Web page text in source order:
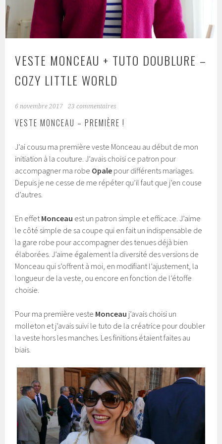
VESTE MONCEAU + TUTO DOUBLURE –
COZY LITTLE WORLD
6 novembre 2017 23 commentaires
VESTE MONCEAU – PREMIÈRE !
J’ai cousu ma première veste Monceau au début de mon
initiation à la couture. J’avais choisi ce patron pour
accompagner ma robe Opale pour différents mariages.
Depuis je ne cesse de me répéter qu’il faut que j’en couse
d’autres.
En effet Monceau est un patron simple et efficace. J’aime
le côté simple de sa coupe qui en fait un indispensable de
la gare robe pour accompagner des tenues déjà bien
élaborées. J’aime également la diversité des versions de
Monceau qui s’offrent à moi, en modifiant l’ajustement, la
longueur de la veste, ou encore en fonction de l’étoffe
choisie.
Pour ma première veste Monceau j’avais choisi un
molleton et j’avais suivi le tuto de la créatrice pour doubler
la veste hors les manches. Les finitions étaient faites au
biais.